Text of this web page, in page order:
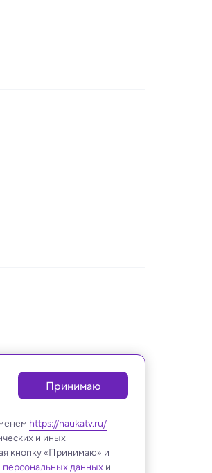
Принимаю
https://naukatv.ru/
и иных
кнопку «Принимаю» и
данных и